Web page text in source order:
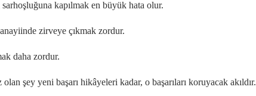
sarhoşluğuna kapılmak en büyük hata olur.
zirveye çıkmak zordur.
daha zordur.
şey yeni başarı hikâyeleri kadar, o başarıları koruyacak akıldır.